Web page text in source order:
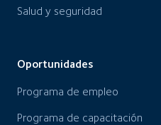
Salud y seguridad
Oportunidades
Programa de empleo
Programa de capacitación